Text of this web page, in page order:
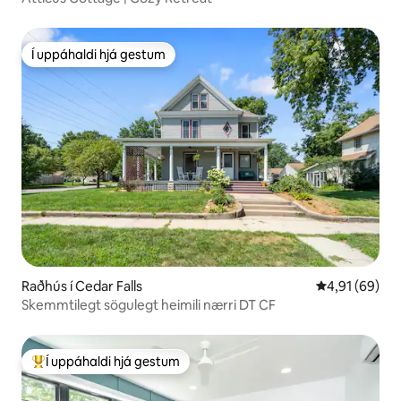
Í uppáhaldi hjá gestum
Í uppáhaldi hjá gestum
Raðhús í Cedar Falls 4,91 af 5 í
4,91 (69)
Skemmtilegt sögulegt heimili nærri DT CF
Í mestu uppáhaldi hjá gestum
Í uppáhaldi hjá gestum